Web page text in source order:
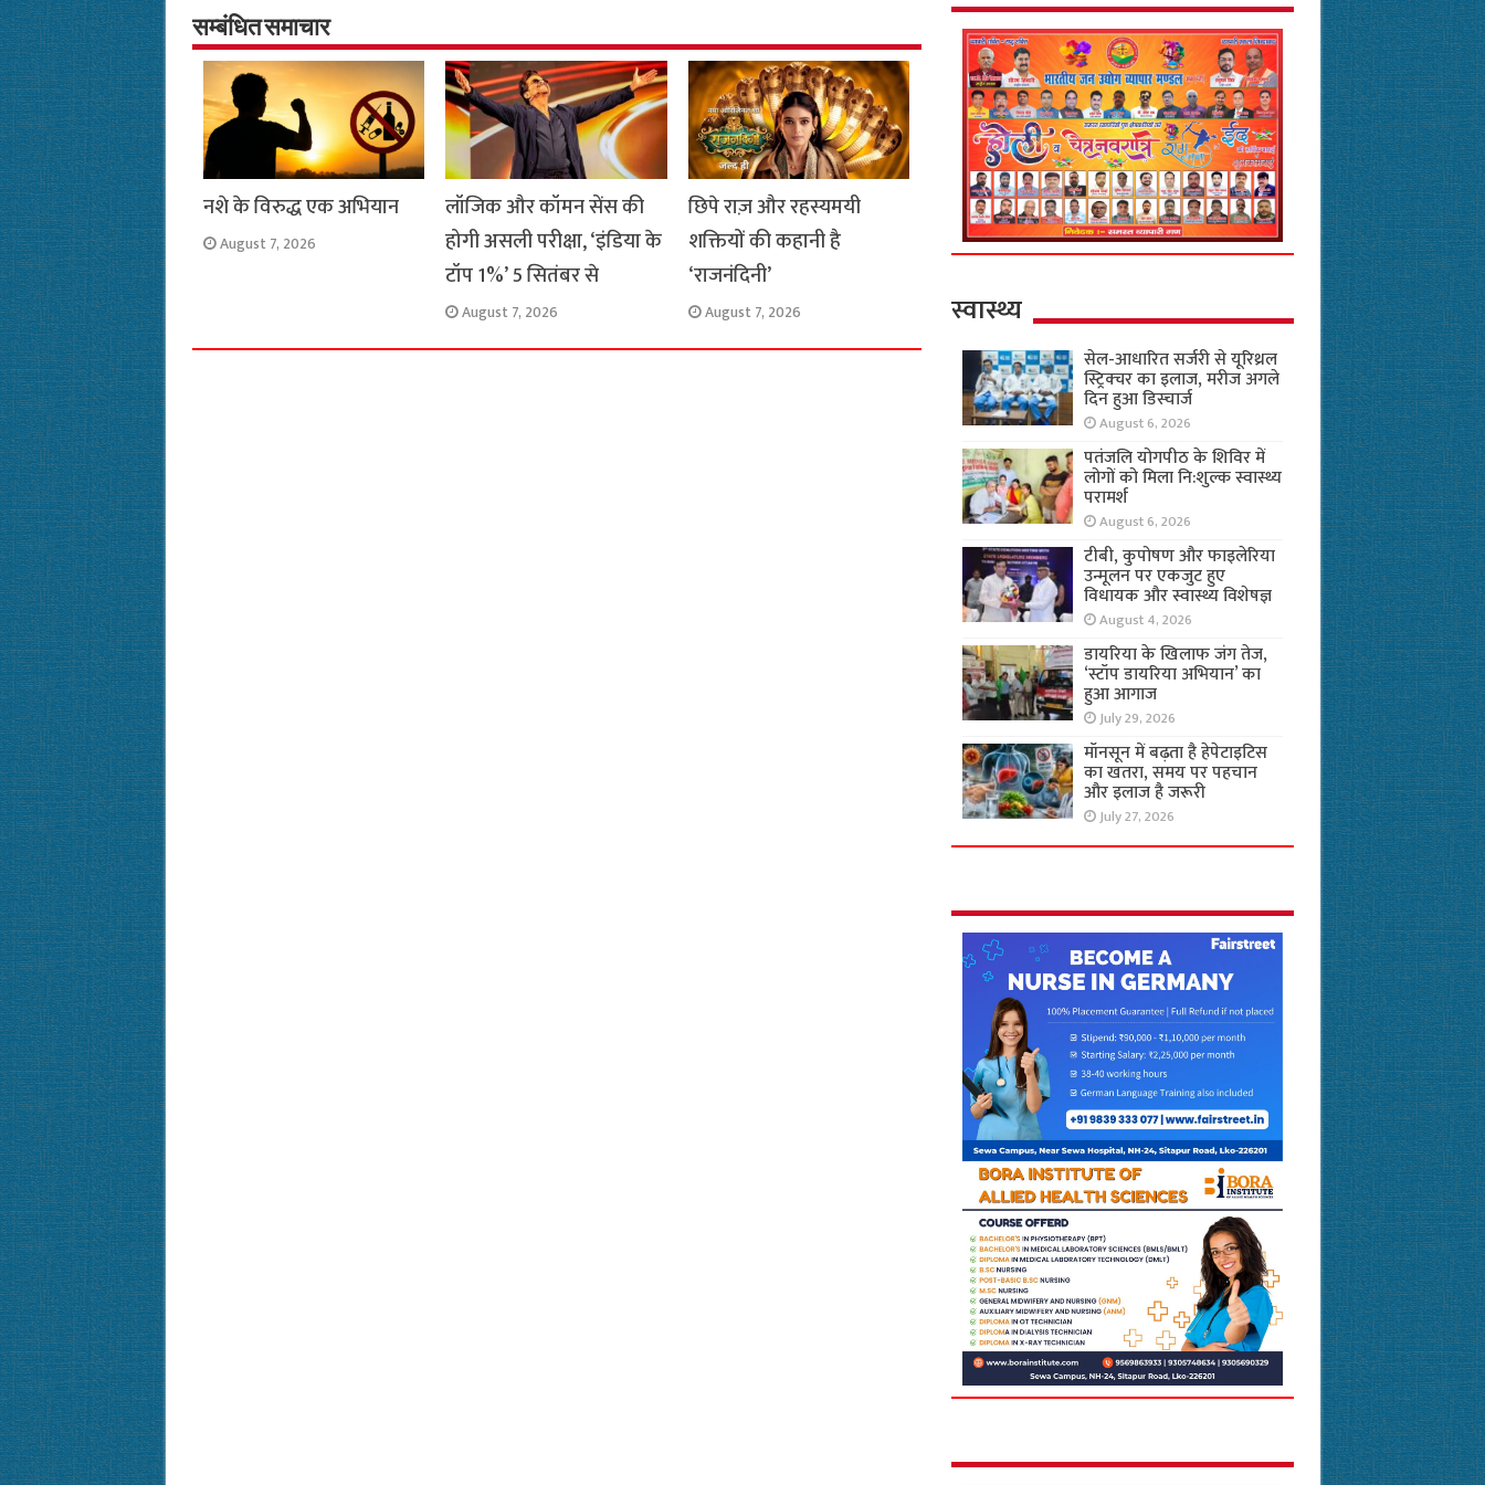
o
o
k
A
p
p
r
a
m
n
k
सम्बंधित समाचार
नशे के विरुद्ध एक अभियान
August 7, 2026
लॉजिक और कॉमन सेंस की
होगी असली परीक्षा, ‘इंडिया के
टॉप 1%’ 5 सितंबर से
August 7, 2026
छिपे राज़ और रहस्यमयी
शक्तियों की कहानी है
‘राजनंदिनी’
August 7, 2026 स्वास्थ्य
सेल-आधारित सर्जरी से यूरिथ्रल
स्ट्रिक्चर का इलाज, मरीज अगले
दिन हुआ डिस्चार्ज
August 6, 2026
पतंजलि योगपीठ के शिविर में
लोगों को मिला नि:शुल्क स्वास्थ्य
परामर्श
August 6, 2026
टीबी, कुपोषण और फाइलेरिया
उन्मूलन पर एकजुट हुए
विधायक और स्वास्थ्य विशेषज्ञ
August 4, 2026
डायरिया के खिलाफ जंग तेज,
‘स्टॉप डायरिया अभियान’ का
हुआ आगाज
July 29, 2026
मॉनसून में बढ़ता है हेपेटाइटिस
का खतरा, समय पर पहचान
और इलाज है जरूरी
July 27, 2026